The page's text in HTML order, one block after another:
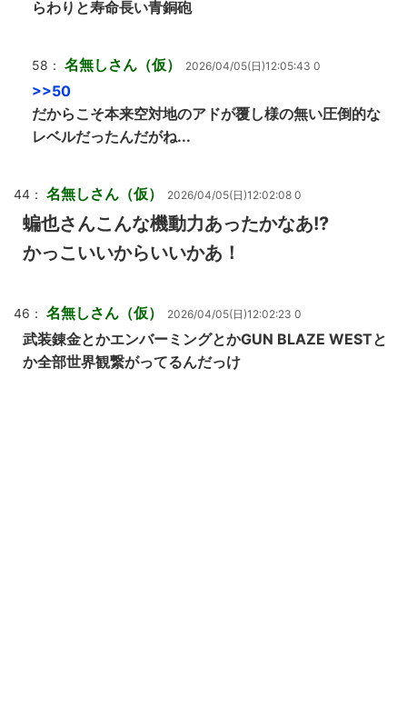
らわりと寿命長い青銅砲
58： 名無しさん（仮） 2026/04/05(日)12:05:43 0
>>50
だからこそ本来空対地のアドが覆し様の無い圧倒的な
レベルだったんだがね...
44： 名無しさん（仮） 2026/04/05(日)12:02:08 0
蝙也さんこんな機動力あったかなあ!?
かっこいいからいいかあ！
46： 名無しさん（仮） 2026/04/05(日)12:02:23 0
武装錬金とかエンバーミングとかGUN BLAZE WESTと
か全部世界観繋がってるんだっけ